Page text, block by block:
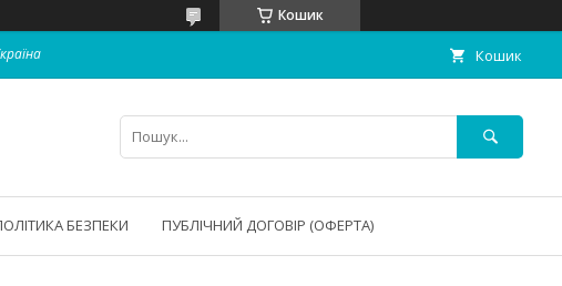
Кошик
Кошик
БЕЗПЕКИ ПУБЛІЧНИЙ ДОГОВІР (ОФЕРТА)